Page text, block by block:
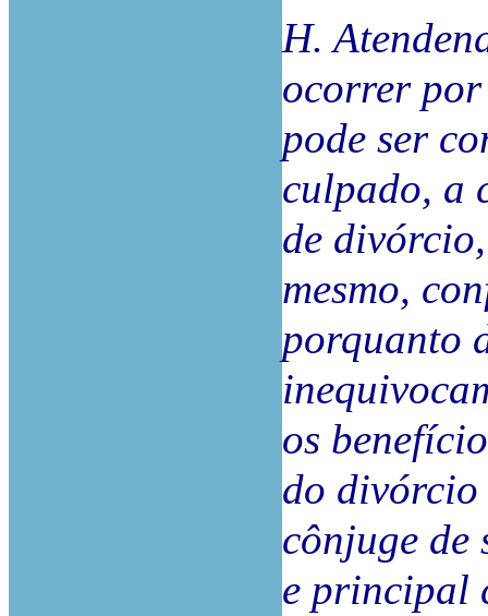
H.
ocorrer
pode ser
culpado, a
de
mesmo,
porquanto
os
do divórcio
cônjuge de
e principal